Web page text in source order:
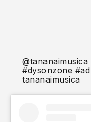
@tananaimusica
#dysonzone #ad
tananaimusica